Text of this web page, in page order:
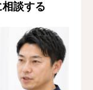
談する